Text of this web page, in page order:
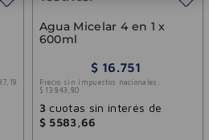
, 19
Agua Micelar 4 en 1 x
600ml
$ 16.751
Precio sin impuestos nacionales:
$ 13 .843 , 80
3 cuotas sin interés de
$ 5583,66